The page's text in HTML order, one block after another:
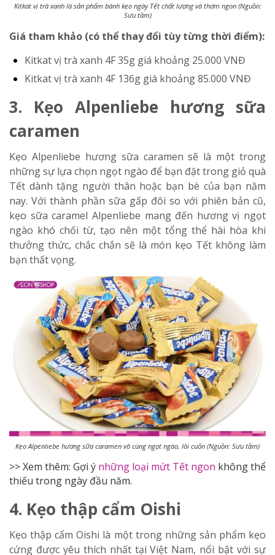
Kitkat vị trà xanh là sản phẩm bánh kẹo ngày Tết chất lượng và thơm ngon (Nguồn:
Sưu tầm)
Giá tham khảo (có thể thay đổi tùy từng thời điểm):
Kitkat vị trà xanh 4F 35g giá khoảng 25.000 VNĐ
Kitkat vị trà xanh 4F 136g giá khoảng 85.000 VNĐ
3. Kẹo Alpenliebe hương sữa
caramen
Kẹo Alpenliebe hương sữa caramen sẽ là một trong
những sự lựa chọn ngọt ngào để bạn đặt trong giỏ quà
Tết dành tặng người thân hoặc bạn bè của bạn năm
nay. Với thành phần sữa gấp đôi so với phiên bản cũ,
kẹo sữa caramel Alpenliebe mang đến hương vị ngọt
ngào khó chối từ, tạo nên một tổng thể hài hòa khi
thưởng thức, chắc chắn sẽ là món kẹo Tết không làm
bạn thất vọng.
Kẹo Alpenliebe hương sữa caramen vô cùng ngọt ngào, lôi cuốn (Nguồn: Sưu tầm)
>> Xem thêm: Gợi ý những loại mứt Tết ngon không thể
thiếu trong ngày đầu năm.
4. Kẹo thập cẩm Oishi
Kẹo thập cẩm Oishi là một trong những sản phẩm kẹo
cứng được yêu thích nhất tại Việt Nam, nổi bật với sự